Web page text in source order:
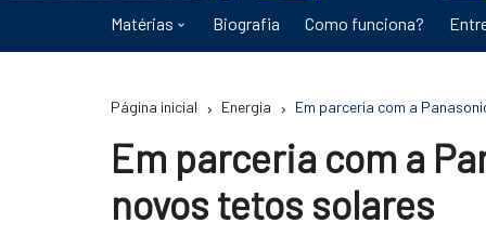
Matérias
Energia
Física
Biografia Como funciona?
Página inicial Energia Em parceria com a
Em parceria com a
novos tetos solares